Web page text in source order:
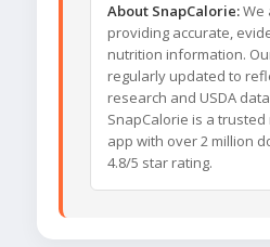
About SnapCalorie:We
providing accurate,
nutrition information.
regularly updated to
research and USDA
SnapCalorie is a
app with over 2 million
4.8/5 star rating.